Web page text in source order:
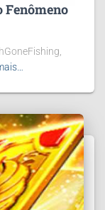
Fenômeno